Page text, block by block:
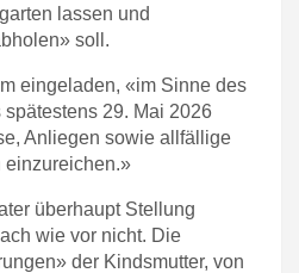
lassen und
soll.
eingeladen, «im Sinne des
29. Mai 2026
Anliegen sowie allfällige
einzureichen.»
überhaupt Stellung
wie vor nicht. Die
der Kindsmutter, von